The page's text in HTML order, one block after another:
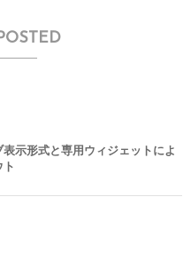
示形式と専用ウィジェットによ
ト